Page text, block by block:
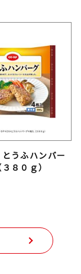
うふハンバー
８０ｇ）